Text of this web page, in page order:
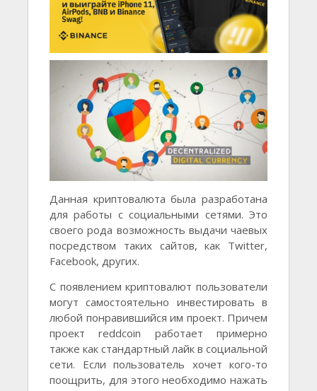
Данная криптовалюта была разработана
для работы с социальными сетями. Это
своего рода возможность выдачи чаевых
посредством таких сайтов, как Twitter,
Facebook, других.
С появлением криптовалют пользователи
могут самостоятельно инвестировать в
любой понравившийся им проект. Причем
проект reddcoin работает примерно
также как стандартный лайк в социальной
сети. Если пользователь хочет кого-то
поощрить, для этого необходимо нажать